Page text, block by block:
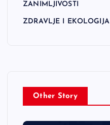
ZANIMLJIVOSTI
ZDRAVLJE I EKOLOGIJA
Other Story